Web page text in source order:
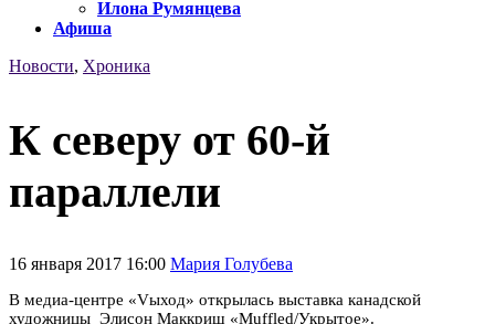
Илона Румянцева
Афиша
Новости, Хроника
К северу от 60-й
параллели
16 января 2017 16:00 Мария Голубева
В медиа-центре «Vыход» открылась выставка канадской
художницы Элисон Маккриш «Muffled/Укрытое».